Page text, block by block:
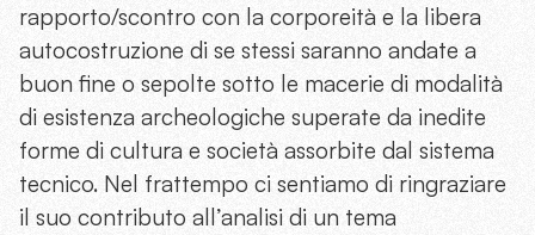
rapporto/scontro con la corporeità e la libera
autocostruzione di se stessi saranno andate a
buon fine o sepolte sotto le macerie di modalità
di esistenza archeologiche superate da inedite
forme di cultura e società assorbite dal sistema
tecnico. Nel frattempo ci sentiamo di ringraziare
il suo contributo all’analisi di un tema